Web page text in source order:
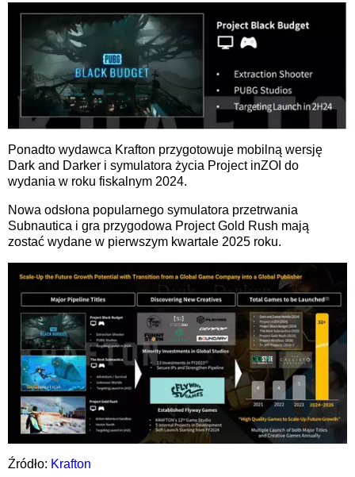
Ponadto wydawca Krafton przygotowuje mobilną wersję
Dark and Darker i symulatora życia Project inZOI do
wydania w roku fiskalnym 2024.
Nowa odsłona popularnego symulatora przetrwania
Subnautica i gra przygodowa Project Gold Rush mają
zostać wydane w pierwszym kwartale 2025 roku.
Źródło: Krafton